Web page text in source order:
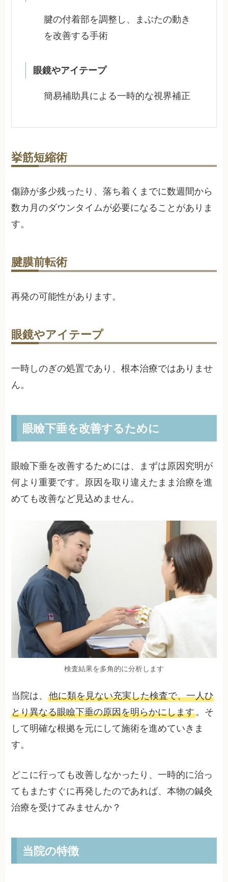
腱の付着部を調整し、まぶたの動き
を改善する手術
眼鏡やアイテープ
簡易補助具による一時的な視界補正
挙筋短縮術
傷跡が多少残ったり、落ち着くまでに数週間から
数カ月のダウンタイムが必要になることがありま
す。
腱膜前転術
再発の可能性があります。
眼鏡やアイテープ
一時しのぎの処置であり、根本治療ではありませ
ん。
眼瞼下垂を改善するために
眼瞼下垂を改善するためには、まずは原因究明が
何より重要です。原因を取り違えたまま治療を進
めても改善など見込めません。
検査結果を多角的に分析します
当院は、他に類を見ない充実した検査で、一人ひ
とり異なる眼瞼下垂の原因を明らかにします。そ
して明確な根拠を元にして施術を進めていきま
す。
どこに行っても改善しなかったり、一時的に治っ
てもまたすぐに再発したのであれば、本物の鍼灸
治療を受けてみませんか？
当院の特徴